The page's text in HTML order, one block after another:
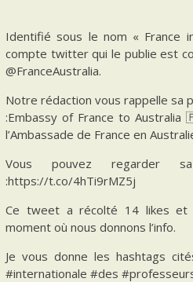
Identifié sous le nom «
compte twitter qui le publie est
@FranceAustralia.
Notre rédaction vous rappelle sa
:Embassy of France to
l’Ambassade de France en
Vous pouvez regarder
:https://t.co/4hTi9rMZ5j
Ce tweet a récolté 14 likes
moment où nous donnons l’info.
Je vous donne les hashtags
#internationale #des